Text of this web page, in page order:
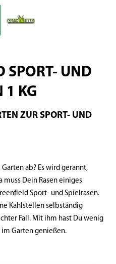
SPORT- UND
1 KG
ZUR SPORT- UND
ab? Es wird gerannt,
Dein Rasen einiges
Sport- und Spielrasen.
Kahlstellen selbständig
Fall. Mit ihm hast Du wenig
Garten genießen.